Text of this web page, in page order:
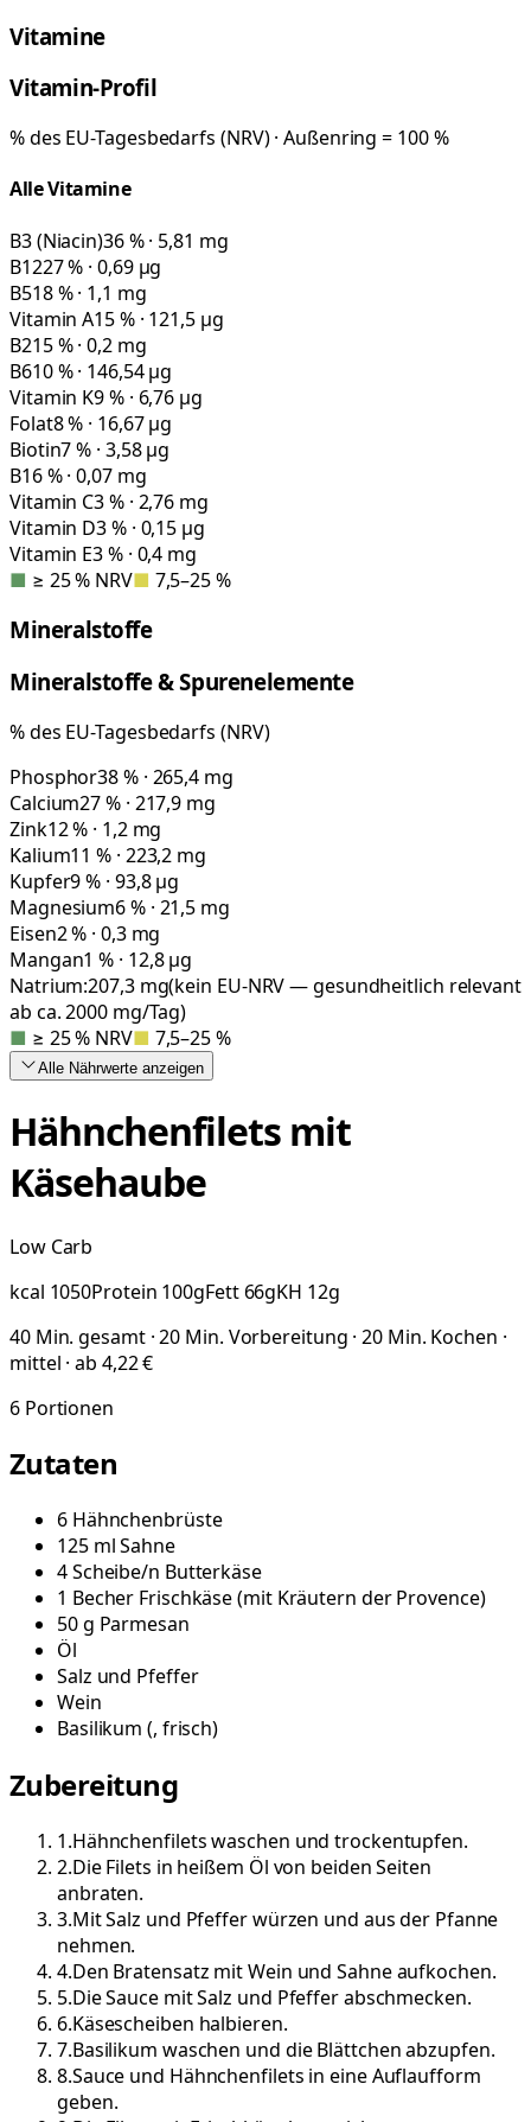
Vitamine
Vitamin-Profil
% des EU-Tagesbedarfs (NRV) · Außenring = 100 %
Alle Vitamine
B3 (Niacin)36 % · 5,81 mg
B1227 % · 0,69 µg
B518 % · 1,1 mg
Vitamin A15 % · 121,5 µg
B215 % · 0,2 mg
B610 % · 146,54 µg
Vitamin K9 % · 6,76 µg
Folat8 % · 16,67 µg
Biotin7 % · 3,58 µg
B16 % · 0,07 mg
Vitamin C3 % · 2,76 mg
Vitamin D3 % · 0,15 µg
Vitamin E3 % · 0,4 mg
■ ≥ 25 % NRV■ 7,5–25 %
Mineralstoffe
Mineralstoffe & Spurenelemente
% des EU-Tagesbedarfs (NRV)
Phosphor38 % · 265,4 mg
Calcium27 % · 217,9 mg
Zink12 % · 1,2 mg
Kalium11 % · 223,2 mg
Kupfer9 % · 93,8 µg
Magnesium6 % · 21,5 mg
Eisen2 % · 0,3 mg
Mangan1 % · 12,8 µg
Natrium:207,3mg(kein EU-NRV — gesundheitlich relevant
ab ca. 2000 mg/Tag)
■ ≥ 25 % NRV■ 7,5–25 %
Alle Nährwerte anzeigen
Hähnchenfilets mit
Käsehaube
Low Carb
kcal 1050Protein 100gFett 66gKH 12g
40 Min. gesamt · 20 Min. Vorbereitung · 20 Min. Kochen ·
mittel · ab 4,22 €
6 Portionen
Zutaten
6 Hähnchenbrüste
125 mlSahne
4Scheibe/n Butterkäse
1 Becher Frischkäse(mit Kräutern der Provence)
50g Parmesan
Öl
Salz und Pfeffer
Wein
Basilikum (, frisch)
Zubereitung
1.Hähnchenfilets waschen und trockentupfen.
2.Die Filets in heißem Öl von beiden Seiten
anbraten.
3.Mit Salz und Pfeffer würzen und aus der Pfanne
nehmen.
4.Den Bratensatz mit Wein und Sahne aufkochen.
5.Die Sauce mit Salz und Pfeffer abschmecken.
6.Käsescheiben halbieren.
7.Basilikum waschen und die Blättchen abzupfen.
8.Sauce und Hähnchenfilets in eine Auflaufform
geben.